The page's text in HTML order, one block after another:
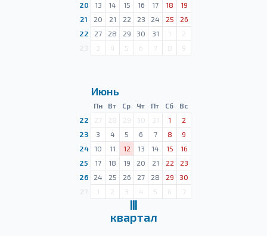
20
13 14 15 16 17 18
19
21
20 21 22 23 24 25
26
22
27 28 29 30 31 1
2
3 4 5 6 7 8 9
Июнь
Пн Вт Ср Чт Пт Сб
Вс
22
27 28 29 30 31 1
2
23
3 4 5 6 7 8
9
24
10 11 12 13 14 15
16
25
17 18 19 20 21 22
23
26
24 25 26 27 28 29
30
1 2 3 4 5 6 7
Ⅲ
квартал